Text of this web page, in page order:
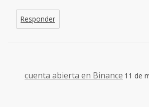
Responder
cuenta abierta en Binance 11 de